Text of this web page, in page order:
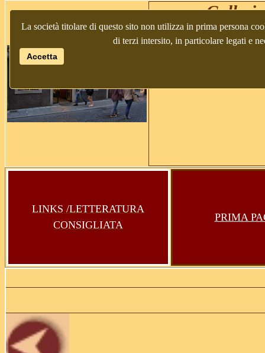
La società titolare di questo sito non utilizza in prima persona
di terzi intersito, in particolare legati e
Accetta
LINKS /LETTERATURA
CONSIGLIATA
PRIMA